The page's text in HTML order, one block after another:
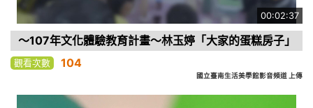
00:02:37
～107年文化體驗教育計畫～林玉婷「大家的蛋糕房子」
觀看次數 104
國立臺南生活美學館影音頻道 上傳